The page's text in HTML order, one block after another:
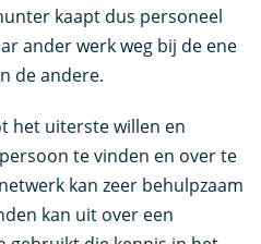
kaapt dus personeel
ander werk weg bij de ene
de andere.
het uiterste willen en
te vinden en over te
kan zeer behulpzaam
kan uit over een